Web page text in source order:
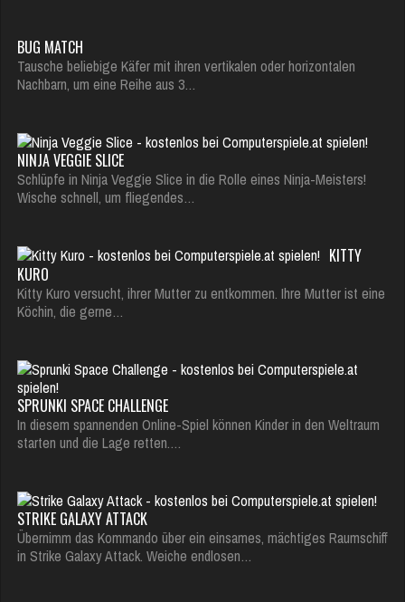
BUG MATCH
Tausche beliebige Käfer mit ihren vertikalen oder horizontalen
Nachbarn, um eine Reihe aus 3…
NINJA VEGGIE SLICE
Schlüpfe in Ninja Veggie Slice in die Rolle eines Ninja-Meisters!
Wische schnell, um fliegendes…
KITTY
KURO
Kitty Kuro versucht, ihrer Mutter zu entkommen. Ihre Mutter ist eine
Köchin, die gerne…
SPRUNKI SPACE CHALLENGE
In diesem spannenden Online-Spiel können Kinder in den Weltraum
starten und die Lage retten.…
STRIKE GALAXY ATTACK
Übernimm das Kommando über ein einsames, mächtiges Raumschiff
in Strike Galaxy Attack. Weiche endlosen…